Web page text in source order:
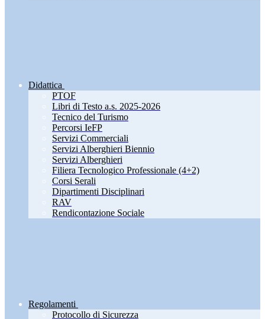
Didattica
PTOF
Libri di Testo a.s. 2025-2026
Tecnico del Turismo
Percorsi IeFP
Servizi Commerciali
Servizi Alberghieri Biennio
Servizi Alberghieri
Filiera Tecnologico Professionale (4+2)
Corsi Serali
Dipartimenti Disciplinari
RAV
Rendicontazione Sociale
Regolamenti
Protocollo di Sicurezza